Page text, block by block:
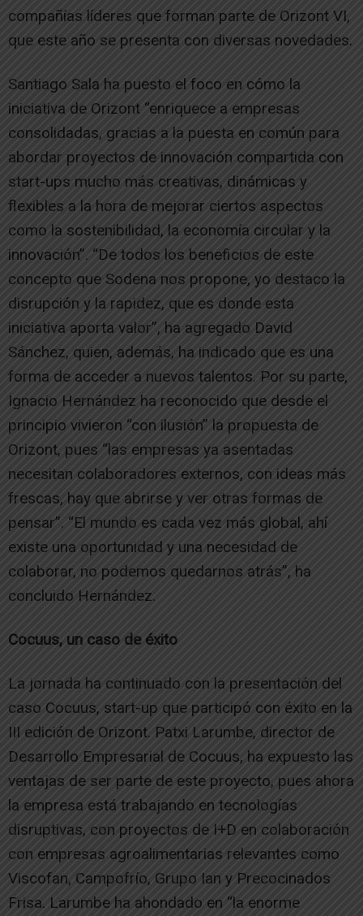
compañías líderes que forman parte de Orizont VI,
que este año se presenta con diversas novedades.
Santiago Sala ha puesto el foco en cómo la
iniciativa de Orizont “enriquece a empresas
consolidadas, gracias a la puesta en común para
abordar proyectos de innovación compartida con
start-ups mucho más creativas, dinámicas y
flexibles a la hora de mejorar ciertos aspectos
como la sostenibilidad, la economía circular y la
innovación”. “De todos los beneficios de este
concepto que Sodena nos propone, yo destaco la
disrupción y la rapidez, que es donde esta
iniciativa aporta valor”, ha agregado David
Sánchez, quien, además, ha indicado que es una
forma de acceder a nuevos talentos. Por su parte,
Ignacio Hernández ha reconocido que desde el
principio vivieron “con ilusión” la propuesta de
Orizont, pues “las empresas ya asentadas
necesitan colaboradores externos, con ideas más
frescas, hay que abrirse y ver otras formas de
pensar”. “El mundo es cada vez más global, ahí
existe una oportunidad y una necesidad de
colaborar, no podemos quedarnos atrás”, ha
concluido Hernández.
Cocuus, un caso de éxito
La jornada ha continuado con la presentación del
caso Cocuus, start-up que participó con éxito en la
III edición de Orizont. Patxi Larumbe, director de
Desarrollo Empresarial de Cocuus, ha expuesto las
ventajas de ser parte de este proyecto, pues ahora
la empresa está trabajando en tecnologías
disruptivas, con proyectos de I+D en colaboración
con empresas agroalimentarias relevantes como
Viscofan, Campofrío, Grupo Ian y Precocinados
Frisa. Larumbe ha ahondado en “la enorme